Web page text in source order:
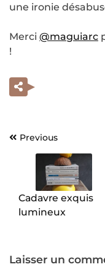
une ironie
Merci @maguiarc
!
Navigation
l’article
Previous
Cadavre exquis
lumineux
Laisser un